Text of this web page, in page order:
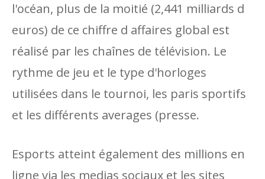
l'océan, plus de la moitié (2,441 milliards d
euros) de ce chiffre d affaires global est
réalisé par les chaînes de télévision. Le
rythme de jeu et le type d'horloges
utilisées dans le tournoi, les paris sportifs
et les différents averages (presse.
Esports atteint également des millions en
ligne via les medias sociaux et les sites